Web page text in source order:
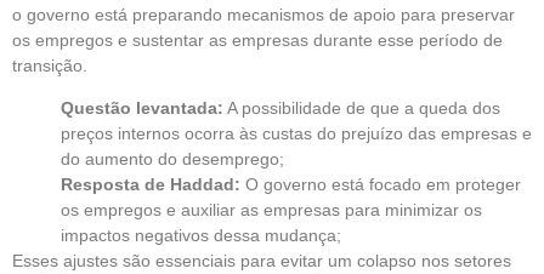
o governo está preparando mecanismos de apoio para preservar
os empregos e sustentar as empresas durante esse período de
transição.
Questão levantada: A possibilidade de que a queda dos
preços internos ocorra às custas do prejuízo das empresas e
do aumento do desemprego;
Resposta de Haddad: O governo está focado em proteger
os empregos e auxiliar as empresas para minimizar os
impactos negativos dessa mudança;
Esses ajustes são essenciais para evitar um colapso nos setores